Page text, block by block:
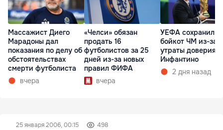
Массажист Диего
Марадоны дал
показания по делу об
обстоятельствах
смерти футболиста
вчера
«Челси» обязан
продать 16
футболистов за 25
дней из-за новых
правил ФИФА
вчера
УЕФА сохранил
бойкот ЧМ из-за
утраты доверия к
Инфантино
2 дня назад
25 января 2006, 00:15 498